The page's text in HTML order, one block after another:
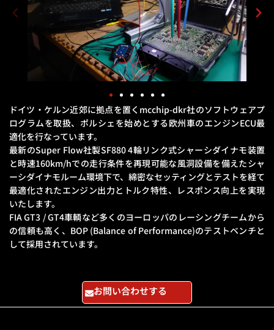
ドイツ・ケルン近郊に拠点を置くmcchip-dkr社のソフトウェアプ
ログラムを取扱、 ポルシェを始めとする欧州車のエンジンECU最
適化を行なっています。
最新のSuper Flow社製SF880 4輪リンク式シャーシダイナモ装置
と時速160km/hでの走行条件を再現可能な風洞設備を備えたシャ
ーシダイナモルーム環境下で、 綿密なセッティングとテストを経て
最適化されたエンジン出力とトルク特性、レスポンス向上を実現
いたします。
FIA GT3 / GT4車輌など多くのヨーロッパのレーシングチームから
の信頼も高く、 BOP (Balance of Performance)のテストベンチと
して採用されています。
お問い合わせする